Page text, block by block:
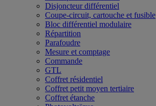
Disjoncteur différentiel
Coupe-circuit, cartouche et fusible
Bloc différentiel modulaire
Répartition
Parafoudre
Mesure et comptage
Commande
GTL
Coffret résidentiel
Coffret petit moyen tertiaire
Coffret étanche